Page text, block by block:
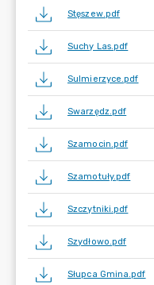
Stęszew.pdf
Suchy Las.pdf
Sulmierzyce.pdf
Swarzędz.pdf
Szamocin.pdf
Szamotuły.pdf
Szczytniki.pdf
Szydłowo.pdf
Słupca Gmina.pdf